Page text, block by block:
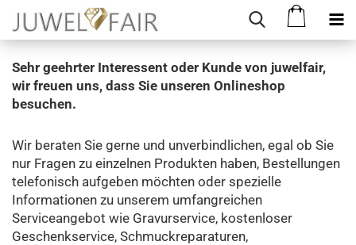
Sehr geehrter Interessent oder Kunde von juwelfair,
wir freuen uns, dass Sie unseren Onlineshop
besuchen.
Wir beraten Sie gerne und unverbindlichen, egal ob Sie
nur Fragen zu einzelnen Produkten haben, Bestellungen
telefonisch aufgeben möchten oder spezielle
Informationen zu unserem umfangreichen
Serviceangebot wie Gravurservice, kostenloser
Geschenkservice, Schmuckreparaturen,